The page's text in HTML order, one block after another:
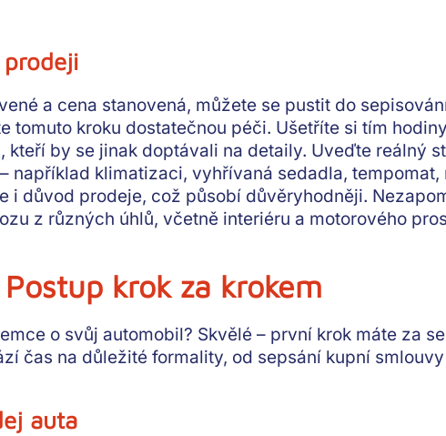
a cena stanovená, můžete se pustit do
tomuto kroku dostatečnou péči. Ušetříte si tím
kteří by se jinak doptávali na detaily. Uveďte reálný
– například klimatizaci, vyhřívaná sedadla,
i důvod prodeje, což působí důvěryhodněji.
z různých úhlů, včetně interiéru a motorového
krok za krokem
o svůj automobil? Skvělé – první krok máte za
čas na důležité formality, od sepsání kupní
auta